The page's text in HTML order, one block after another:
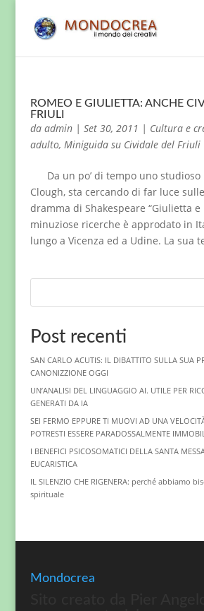
ROMEO E GIULIETTA: ANCHE
FRIULI
da admin| Set 30, 2011 | Cultura e
adulto, Miniguida su Cividale del Friuli
Da un po’ di tempo uno studioso
Clough, sta cercando di far luce
dramma di Shakespeare “Giulietta e
minuziose ricerche è approdato in
lungo a Vicenza ed a Udine. La sua
Post recenti
SAN CARLO ACUTIS: IL DIBATTITO SULLA SUA
CANONIZZIONE OGGI
UN’ANALISI DEL LINGUAGGIO AI. UTILE PER
GENERATI DA IA
SEI FERMO EPPURE TI MUOVI AD UNA
POTRESTI ESSERE PARADOSSALMENTE
I BENEFICI PSICOSOMATICI DELLA SANTA
EUCARISTICA
IL SILENZIO CHE RIGENERA: perché abbiamo
spirituale
Mondocrea